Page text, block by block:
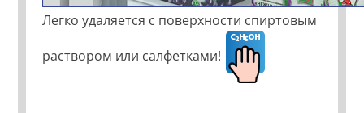
Легко удаляется с поверхности спиртовым
раствором или салфетками!